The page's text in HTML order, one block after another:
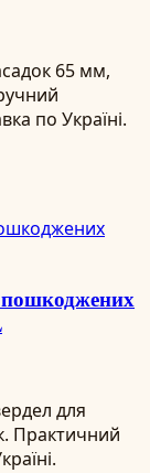
65 мм,
по Україні.
пошкоджених
для
Практичний